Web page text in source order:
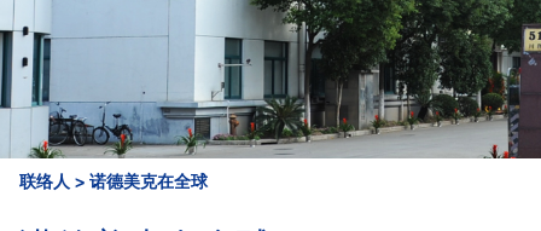
联络人 > 诺德美克在全球